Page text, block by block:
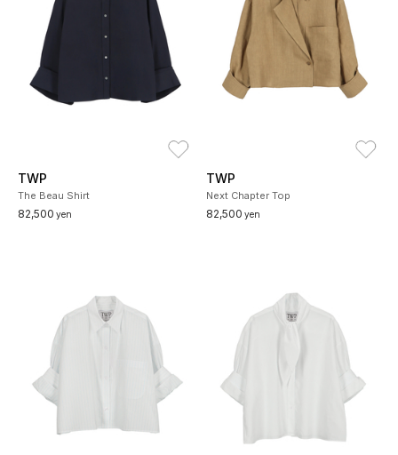
TWP
The Beau Shirt
82,500 yen
TWP
Next Chapter Top
82,500 yen